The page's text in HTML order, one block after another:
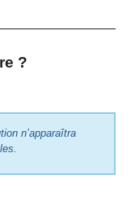
?
n’apparaîtra